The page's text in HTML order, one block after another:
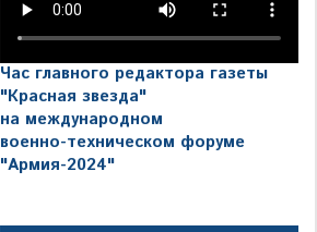
Час главного редактора газеты
"Красная звезда"
на международном
военно-техническом форуме
"Армия-2024"